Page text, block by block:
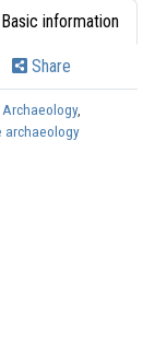
Basic information
Share
Archaeology,
archaeology